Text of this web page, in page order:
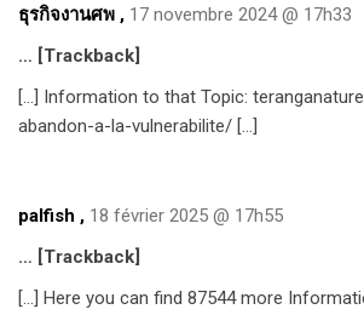
ธุรกิจงานศพ , 17 novembre 2024 @ 17h33
… [Trackback]
[…] Information to that Topic:
abandon-a-la-vulnerabilite/ […]
palfish , 18 février 2025 @ 17h55
… [Trackback]
[…] Here you can find 87544 more